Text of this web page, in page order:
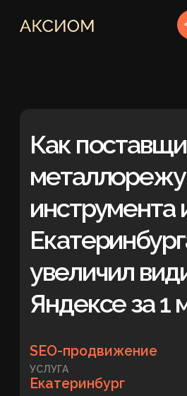
SEO-продвижение
РЕГИОН
Екатеринбург
СРОК
1 месяц
Клиент и его задача
инструмента из
Екатеринбурга
увеличил видимость в
Яндексе за 1 месяц